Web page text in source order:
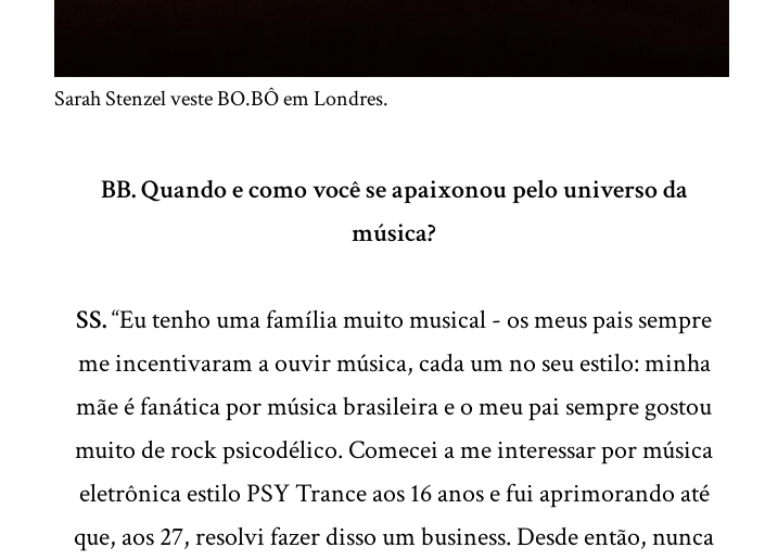
Sarah Stenzel veste BO.BÔ em Londres.
BB. Quando e como você se apaixonou pelo universo da
música?
SS.“Eu tenho uma família muito musical - os meus pais sempre
me incentivaram a ouvir música, cada um no seu estilo: minha
mãe é fanática por música brasileira e o meu pai sempre gostou
muito de rock psicodélico. Comecei a me interessar por música
eletrônica estilo PSY Trance aos 16 anos e fui aprimorando até
que, aos 27, resolvi fazer disso um business. Desde então, nunca